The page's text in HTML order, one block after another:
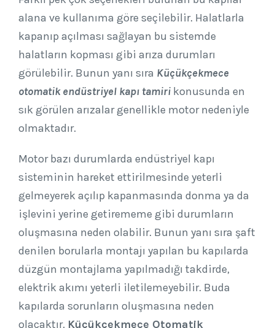
alana ve kullanıma göre seçilebilir. Halatlarla
kapanıp açılması sağlayan bu sistemde
halatların kopması gibi arıza durumları
görülebilir. Bunun yanı sıra Küçükçekmece
otomatik endüstriyel kapı tamiri konusunda en
sık görülen arızalar genellikle motor nedeniyle
olmaktadır.
Motor bazı durumlarda endüstriyel kapı
sisteminin hareket ettirilmesinde yeterli
gelmeyerek açılıp kapanmasında donma ya da
işlevini yerine getirememe gibi durumların
oluşmasına neden olabilir. Bunun yanı sıra şaft
denilen borularla montajı yapılan bu kapılarda
düzgün montajlama yapılmadığı takdirde,
elektrik akımı yeterli iletilemeyebilir. Buda
kapılarda sorunların oluşmasına neden
olacaktır. Küçükçekmece Otomatik